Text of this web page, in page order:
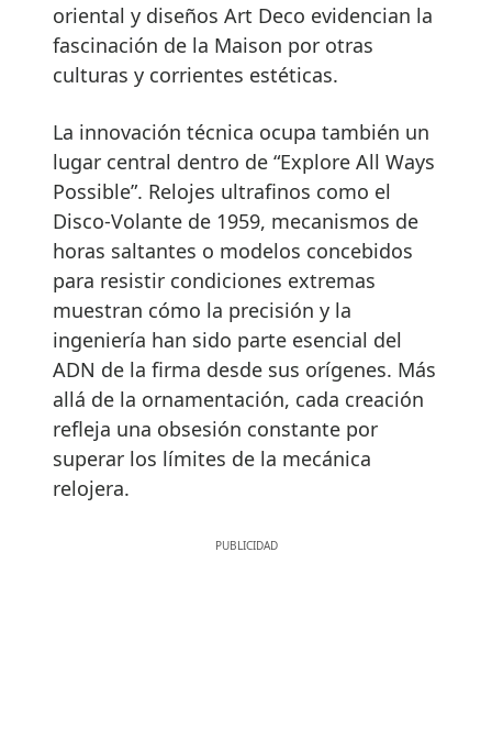
oriental y diseños Art Deco evidencian la
fascinación de la Maison por otras
culturas y corrientes estéticas.
La innovación técnica ocupa también un
lugar central dentro de “Explore All Ways
Possible”. Relojes ultrafinos como el
Disco-Volante de 1959, mecanismos de
horas saltantes o modelos concebidos
para resistir condiciones extremas
muestran cómo la precisión y la
ingeniería han sido parte esencial del
ADN de la firma desde sus orígenes. Más
allá de la ornamentación, cada creación
refleja una obsesión constante por
superar los límites de la mecánica
relojera.